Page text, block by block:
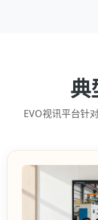
典
EVO视讯平台针